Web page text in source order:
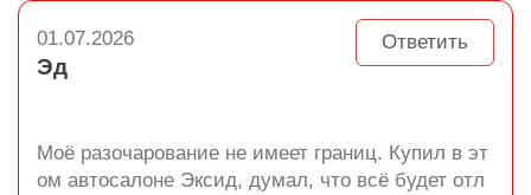
Ответить
01.07.2026
Эд
Моё разочарование не имеет границ. Купил в эт
ом автосалоне Эксид, думал, что всё будет отл